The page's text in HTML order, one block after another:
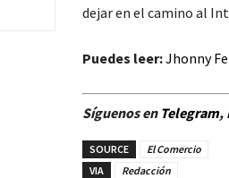
dejar en el camino al
Puedes leer:Jhonny
Síguenos en Telegram,
SOURCE
El Comercio
VIA
Redacción